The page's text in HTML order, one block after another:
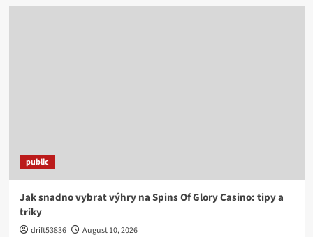
public
Jak snadno vybrat výhry na Spins Of Glory Casino: tipy a
triky
drift53836 August 10, 2026